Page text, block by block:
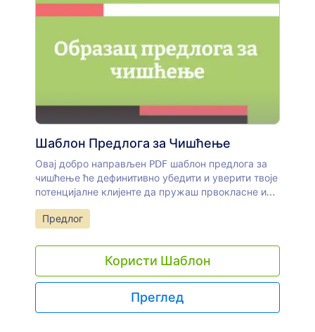
Шаблон Предлога за Чишћење
Овај добро направљен PDF шаблон предлога за
чишћење ће дефинитивно убедити и уверити твоје
потенцијалне клијенте да пружаш првокласне и
висококвалитетне услуге чишћења. Садржи све
потребне детаље.
Иди на категорију:
Предлог
Користи Шаблон
Преглед